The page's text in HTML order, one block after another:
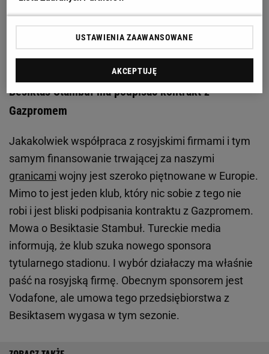
Zobacz wideoPrezes Artur Popko po sezonie
zasadniczym PlusLigi: Frekwencja zaczyna być
Besiktas Stambuł ma podpisać kontrakt z
Gazpromem
Jakakolwiek współpraca z rosyjskimi firmami i tym
samym finansowanie trwającej za naszymi
granicami wojny jest szeroko piętnowane w Europie.
Mimo to jest jeden klub, który nic sobie z tego nie
robi i jest bliski podpisania kontraktu z Gazpromem.
Mowa o Besiktasie Stambuł. Tureckie media
informują, że klub szuka nowego sponsora
tytularnego stadionu. I wybór działaczy ma właśnie
paść na rosyjską firmę. Obecnym sponsorem jest
Vodafone, ale umowa tego przedsiębiorstwa z
Besiktasem wygasa w tym sezonie.
USTAWIENIA ZAAWANSOWANE
AKCEPTUJĘ